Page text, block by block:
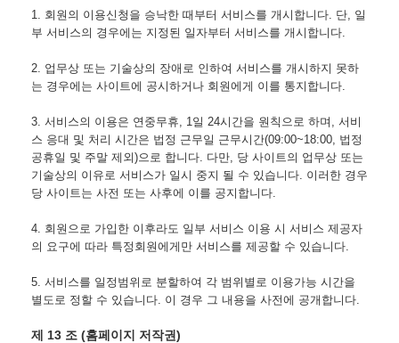
1. 회원의 이용신청을 승낙한 때부터 서비스를 개시합니다. 단, 일
부 서비스의 경우에는 지정된 일자부터 서비스를 개시합니다.
2. 업무상 또는 기술상의 장애로 인하여 서비스를 개시하지 못하
는 경우에는 사이트에 공시하거나 회원에게 이를 통지합니다.
3. 서비스의 이용은 연중무휴, 1일 24시간을 원칙으로 하며, 서비
스 응대 및 처리 시간은 법정 근무일 근무시간(09:00~18:00, 법정
공휴일 및 주말 제외)으로 합니다. 다만, 당 사이트의 업무상 또는
기술상의 이유로 서비스가 일시 중지 될 수 있습니다. 이러한 경우
당 사이트는 사전 또는 사후에 이를 공지합니다.
4. 회원으로 가입한 이후라도 일부 서비스 이용 시 서비스 제공자
의 요구에 따라 특정회원에게만 서비스를 제공할 수 있습니다.
5. 서비스를 일정범위로 분할하여 각 범위별로 이용가능 시간을
별도로 정할 수 있습니다. 이 경우 그 내용을 사전에 공개합니다.
제 13 조 (홈페이지 저작권)